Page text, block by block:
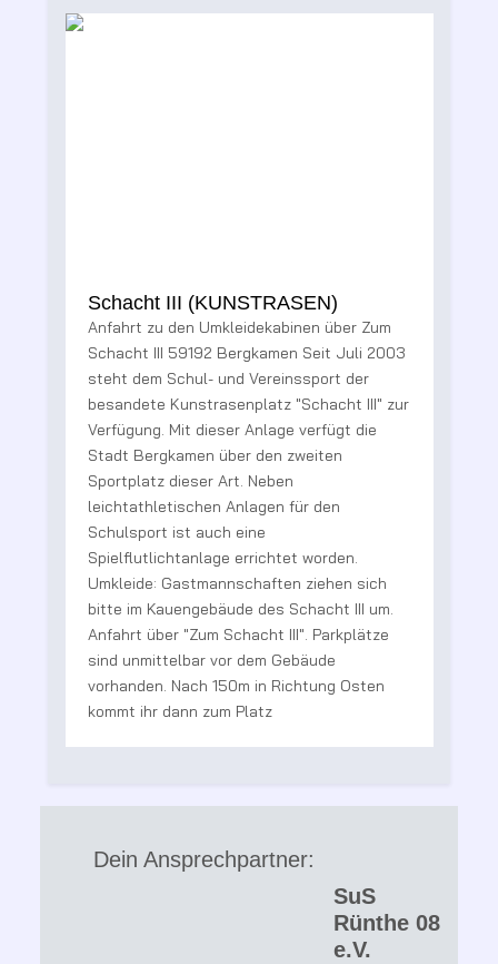
Schacht III (KUNSTRASEN)
Anfahrt zu den Umkleidekabinen über Zum
Schacht III 59192 Bergkamen Seit Juli 2003
steht dem Schul- und Vereinssport der
besandete Kunstrasenplatz "Schacht III" zur
Verfügung. Mit dieser Anlage verfügt die
Stadt Bergkamen über den zweiten
Sportplatz dieser Art. Neben
leichtathletischen Anlagen für den
Schulsport ist auch eine
Spielflutlichtanlage errichtet worden.
Umkleide: Gastmannschaften ziehen sich
bitte im Kauengebäude des Schacht III um.
Anfahrt über "Zum Schacht III". Parkplätze
sind unmittelbar vor dem Gebäude
vorhanden. Nach 150m in Richtung Osten
kommt ihr dann zum Platz
Dein Ansprechpartner:
SuS
Rünthe 08
e.V.